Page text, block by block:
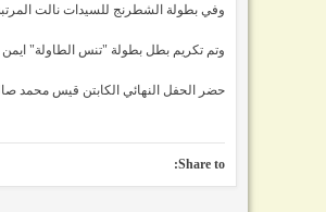
وفي بطولة الشطرنج للسيدات نالت المرتبة
وتم تكريم بطل بطولة "تنس الطاولة"
حضر الحفل النهائي الكابتن قيس محمد
Share to: